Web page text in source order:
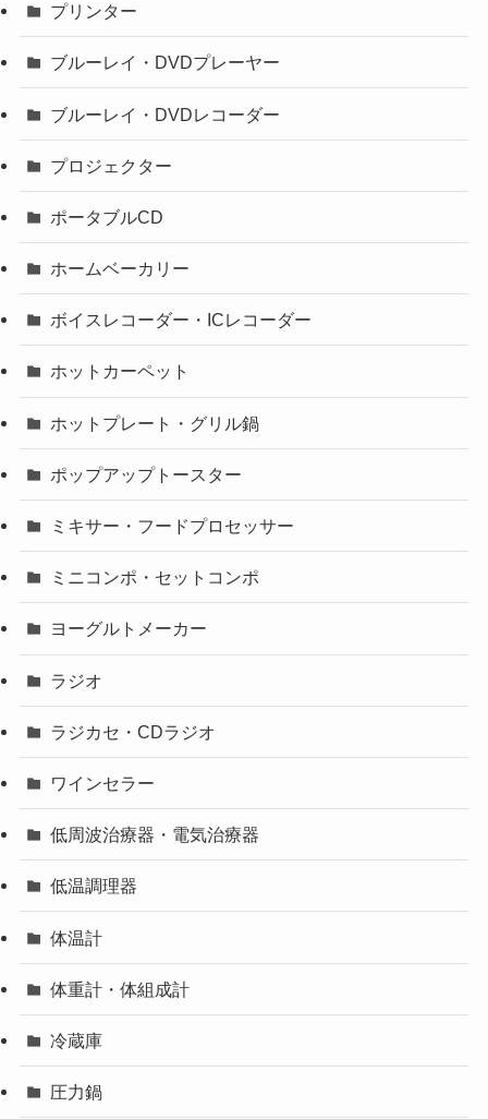
プリンター
ブルーレイ・DVDプレーヤー
ブルーレイ・DVDレコーダー
プロジェクター
ポータブルCD
ホームベーカリー
ボイスレコーダー・ICレコーダー
ホットカーペット
ホットプレート・グリル鍋
ポップアップトースター
ミキサー・フードプロセッサー
ミニコンポ・セットコンポ
ヨーグルトメーカー
ラジオ
ラジカセ・CDラジオ
ワインセラー
低周波治療器・電気治療器
低温調理器
体温計
体重計・体組成計
冷蔵庫
圧力鍋